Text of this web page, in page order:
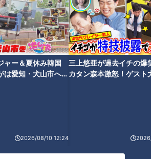
ャー＆夏休み韓国
は愛知・犬山市へ
2026/08/10 12:24
三上悠亜が過去イチの爆
カタン森本激怒！ゲスト
！？ マ
る高校
江南市
命に関わる危険な「頭痛」の見
分け方…専門医に学ぶ！タイプ
別頭痛の対処法【ドクター 坂井
文彦】